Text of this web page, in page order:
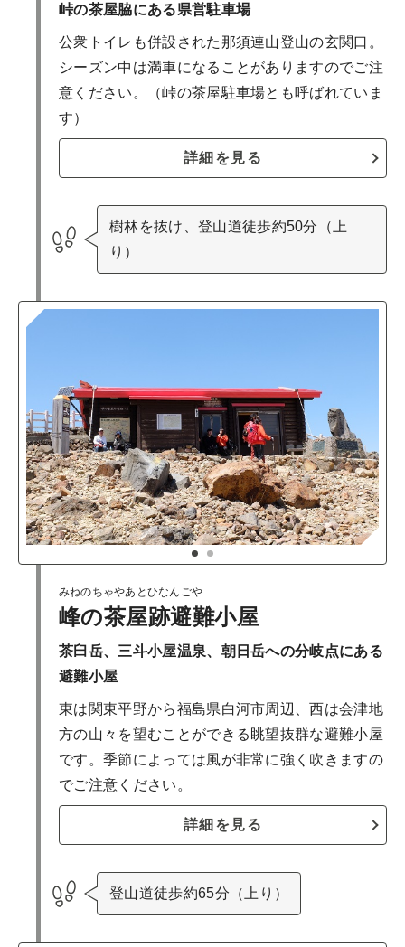
峠の茶屋脇にある県営駐車場
公衆トイレも併設された那須連山登山の玄関口。
シーズン中は満車になることがありますのでご注
意ください。（峠の茶屋駐車場とも呼ばれていま
す）
詳細を見る
樹林を抜け、登山道徒歩約50分（上
り）
みねのちゃやあとひなんごや
峰の茶屋跡避難小屋
茶臼岳、三斗小屋温泉、朝日岳への分岐点にある
避難小屋
東は関東平野から福島県白河市周辺、西は会津地
方の山々を望むことができる眺望抜群な避難小屋
です。季節によっては風が非常に強く吹きますの
でご注意ください。
詳細を見る
登山道徒歩約65分（上り）